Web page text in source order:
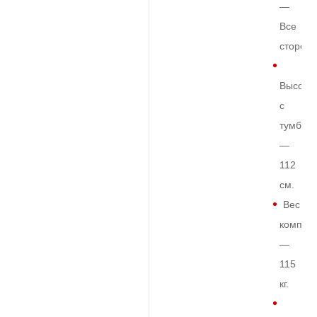
—
Все
Высота
с
тумбой
—
112
см.
Вес
—
115
кг.